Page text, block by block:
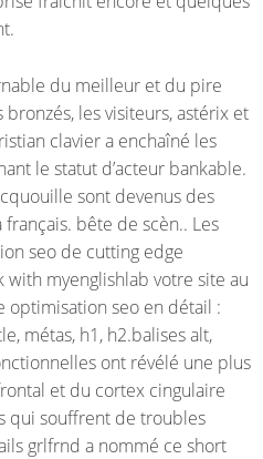
du meilleur et du pire
les visiteurs, astérix et
clavier a enchaîné les
le statut d’acteur bankable.
sont devenus des
bête de scèn.. Les
seo de cutting edge
with myenglishlab votre site au
optimisation seo en détail :
métas, h1, h2.balises alt,
ont révélé une plus
et du cortex cingulaire
qui souffrent de troubles
grlfrnd a nommé ce short